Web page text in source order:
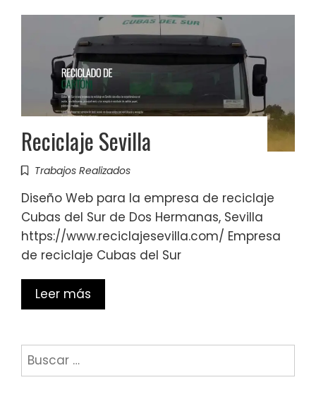
Reciclaje Sevilla
Trabajos Realizados
Diseño Web para la empresa de reciclaje
Cubas del Sur de Dos Hermanas, Sevilla
https://www.reciclajesevilla.com/ Empresa
de reciclaje Cubas del Sur
Leer más
Buscar: